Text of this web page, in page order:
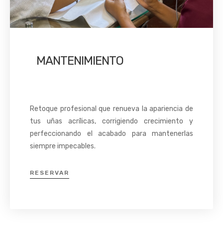
MANTENIMIENTO
Retoque profesional que renueva la apariencia de
tus uñas acrílicas, corrigiendo crecimiento y
perfeccionando el acabado para mantenerlas
siempre impecables.
RESERVAR